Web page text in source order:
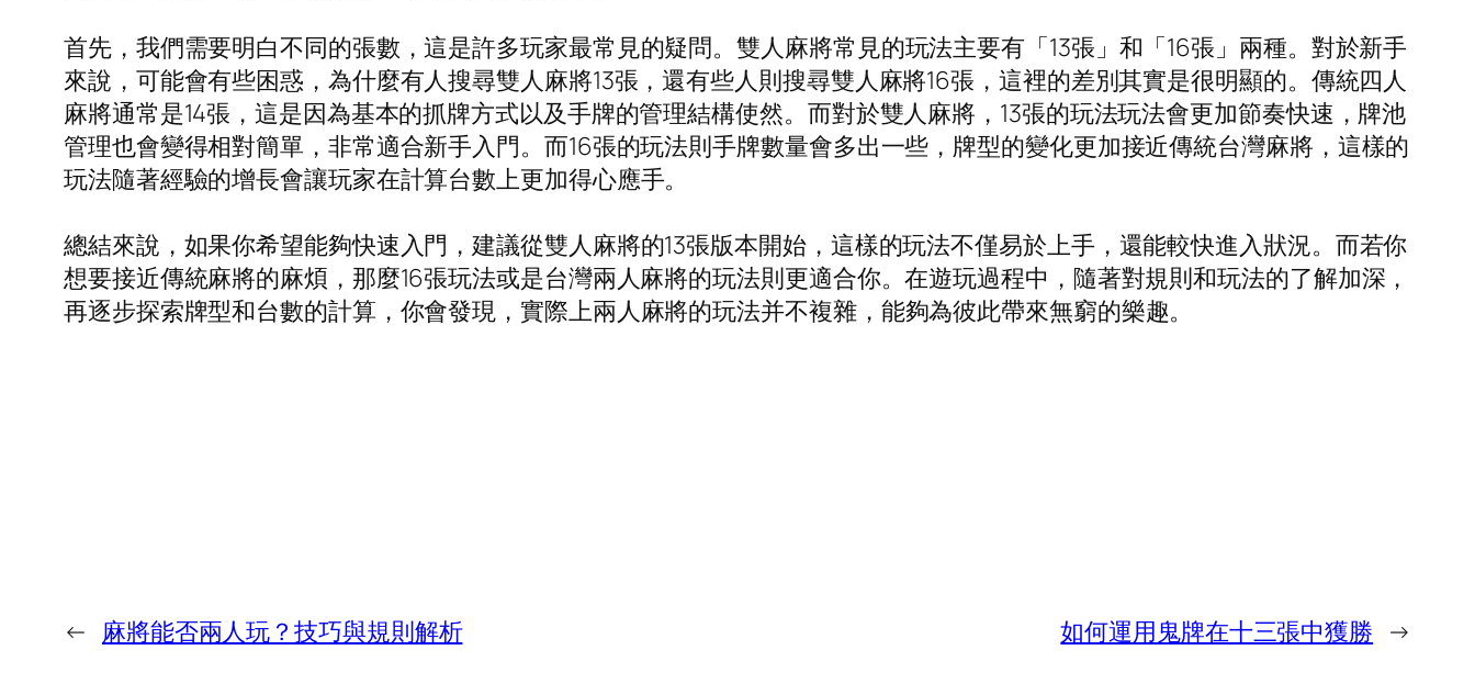
首先，我們需要明白不同的張數，這是許多玩家最常見的疑問。雙人麻將常見的玩法主要有「13張」和「16張」兩種。對於新手
來說，可能會有些困惑，為什麼有人搜尋雙人麻將13張，還有些人則搜尋雙人麻將16張，這裡的差別其實是很明顯的。傳統四人
麻將通常是14張，這是因為基本的抓牌方式以及手牌的管理結構使然。而對於雙人麻將，13張的玩法玩法會更加節奏快速，牌池
管理也會變得相對簡單，非常適合新手入門。而16張的玩法則手牌數量會多出一些，牌型的變化更加接近傳統台灣麻將，這樣的
玩法隨著經驗的增長會讓玩家在計算台數上更加得心應手。
總結來說，如果你希望能夠快速入門，建議從雙人麻將的13張版本開始，這樣的玩法不僅易於上手，還能較快進入狀況。而若你
想要接近傳統麻將的麻煩，那麼16張玩法或是台灣兩人麻將的玩法則更適合你。在遊玩過程中，隨著對規則和玩法的了解加深，
再逐步探索牌型和台數的計算，你會發現，實際上兩人麻將的玩法并不複雜，能夠為彼此帶來無窮的樂趣。
← 麻將能否兩人玩？技巧與規則解析 如何運用鬼牌在十三張中獲勝 →